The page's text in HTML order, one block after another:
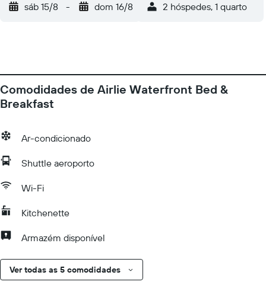
sáb 15/8 - dom 16/8 2 hóspedes, 1 quarto
Comodidades de Airlie Waterfront Bed &
Breakfast
Ar-condicionado
Shuttle aeroporto
Wi-Fi
Kitchenette
Armazém disponível
Ver todas as 5 comodidades